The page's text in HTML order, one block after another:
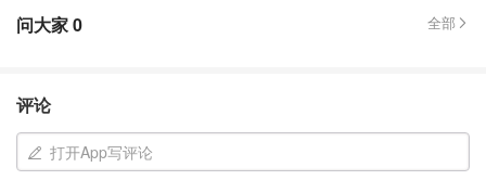
非常精美，瓷质也非常好，小巧雅致，做工细致，颜色清爽
也是一款非常好的壶承。
规格: 直径15.8cm
问大家0 全部
评论
打开App写评论